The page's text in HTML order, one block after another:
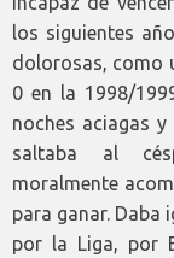
los siguientes
dolorosas, como
0 en la 1998/
noches aciagas
saltaba al
moralmente
para ganar. Daba
por la Liga, por